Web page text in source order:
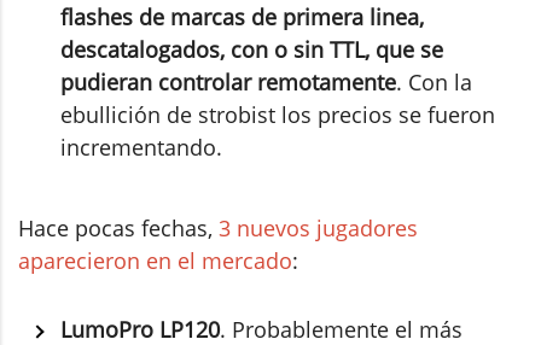
flashes de marcas de primera linea,
descatalogados, con o sin TTL, que se
pudieran controlar remotamente. Con la
ebullición de strobist los precios se fueron
incrementando.
Hace pocas fechas, 3 nuevos jugadores
aparecieron en el mercado:
LumoPro LP120. Probablemente el más